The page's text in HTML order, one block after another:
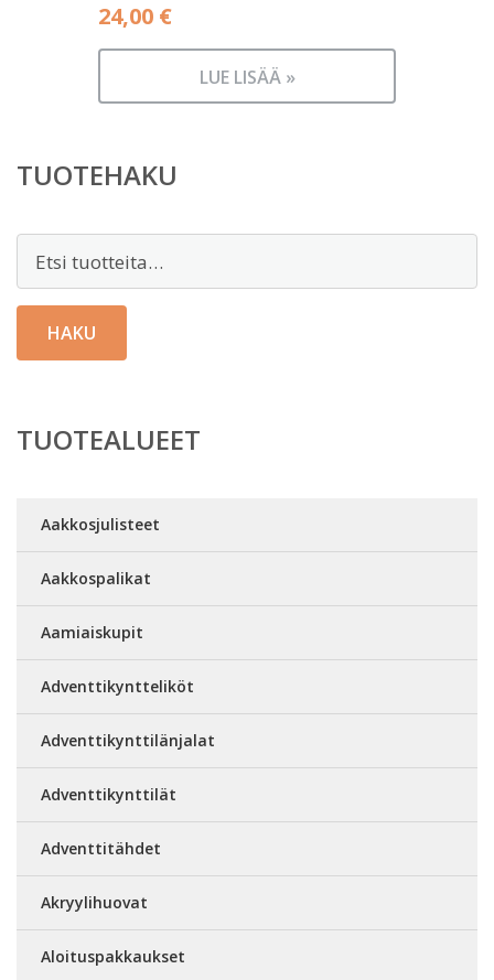
24,00 €
LUE LISÄÄ »
TUOTEHAKU
HAKU
TUOTEALUEET
Aakkosjulisteet
Aakkospalikat
Aamiaiskupit
Adventtikyntteliköt
Adventtikynttilänjalat
Adventtikynttilät
Adventtitähdet
Akryylihuovat
Aloituspakkaukset